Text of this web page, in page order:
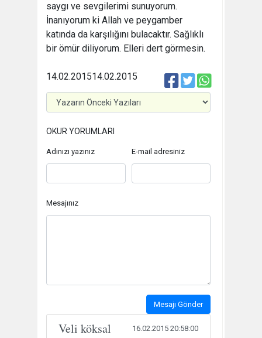
saygı ve sevgilerimi sunuyorum.
İnanıyorum ki Allah ve peygamber
katında da karşılığını bulacaktır. Sağlıklı
bir ömür diliyorum. Elleri dert görmesin.
14.02.2015
14.02.2015
OKUR YORUMLARI
Adınızı yazınız E-mail adresiniz
Mesajınız
Mesajı Gönder
Veli köksal 16.02.2015 20:58:00